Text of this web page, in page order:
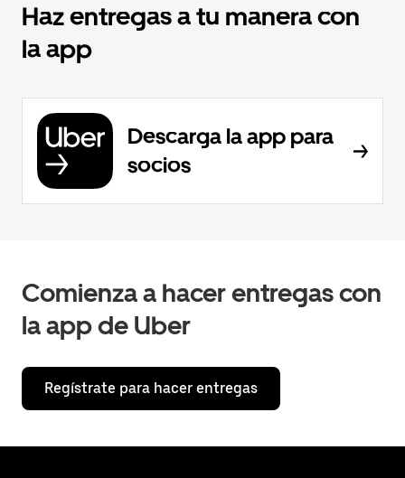
Haz entregas a tu manera con
la app
Descarga la app para
socios
Comienza a hacer entregas con
la app de Uber
Regístrate para hacer entregas